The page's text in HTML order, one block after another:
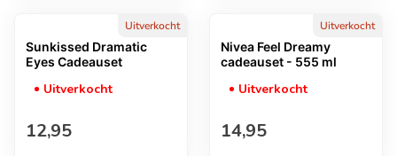
Uitverkocht
Sunkissed Dramatic
Eyes Cadeauset
Uitverkocht
Normale prijs
12,95
Uitverkocht
Nivea Feel Dreamy
cadeauset - 555 ml
Uitverkocht
Normale prijs
14,95